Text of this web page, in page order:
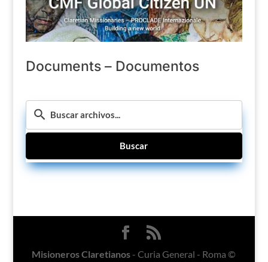
Documents – Documentos
Buscar
Misioneros Claretianos - Curia General - Roma ©